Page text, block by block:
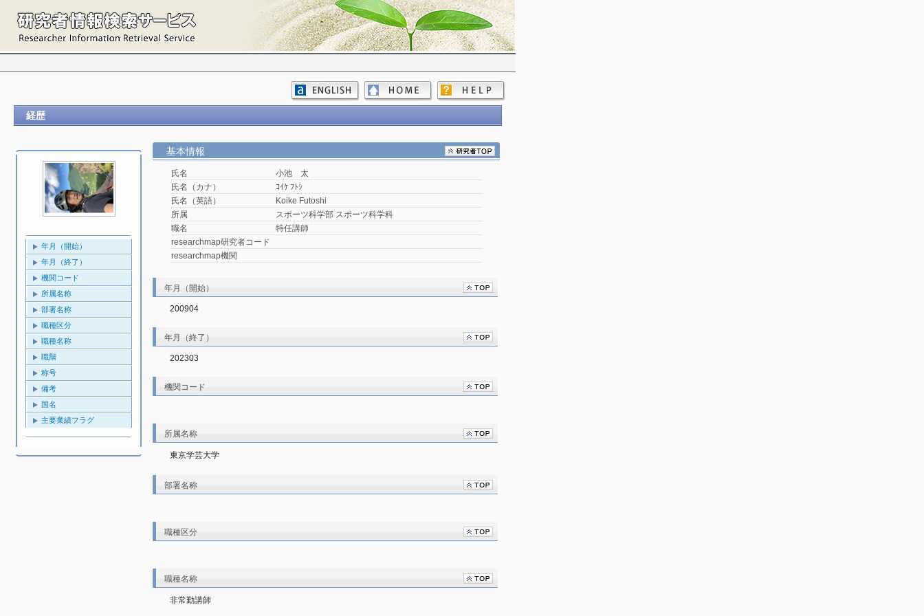
経歴
年月（開始）
年月（終了）
機関コード
所属名称
部署名称
職種区分
職種名称
職階
称号
備考
国名
主要業績フラグ
基本情報
氏名
小池 太
氏名（カナ）
ｺｲｹ ﾌﾄｼ
氏名（英語）
Koike Futoshi
所属
スポーツ科学部 スポーツ科学科
職名
特任講師
researchmap研究者コード
researchmap機関
年月（開始）
200904
年月（終了）
202303
機関コード
所属名称
東京学芸大学
部署名称
職種区分
職種名称
非常勤講師